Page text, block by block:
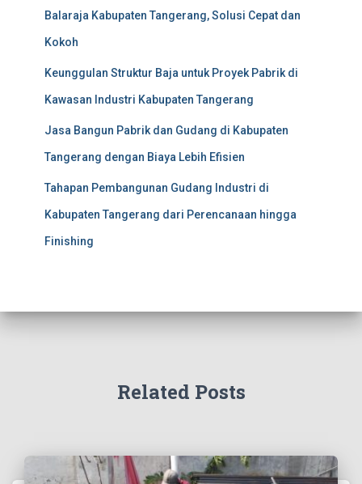
Balaraja Kabupaten Tangerang, Solusi Cepat dan
Kokoh
Keunggulan Struktur Baja untuk Proyek Pabrik di
Kawasan Industri Kabupaten Tangerang
Jasa Bangun Pabrik dan Gudang di Kabupaten
Tangerang dengan Biaya Lebih Efisien
Tahapan Pembangunan Gudang Industri di
Kabupaten Tangerang dari Perencanaan hingga
Finishing
Related Posts